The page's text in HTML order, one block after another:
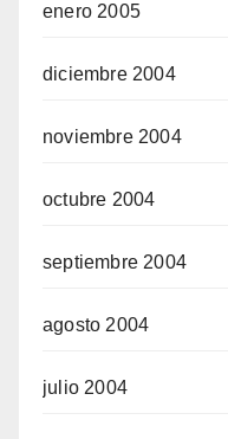
enero 2005
diciembre 2004
noviembre 2004
octubre 2004
septiembre 2004
agosto 2004
julio 2004